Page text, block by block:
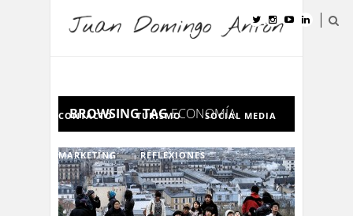
CONTACTO TURISMO SOCIAL MEDIA
MARKETING REFLEXIONES
BROWSING TAGECONOMÍA